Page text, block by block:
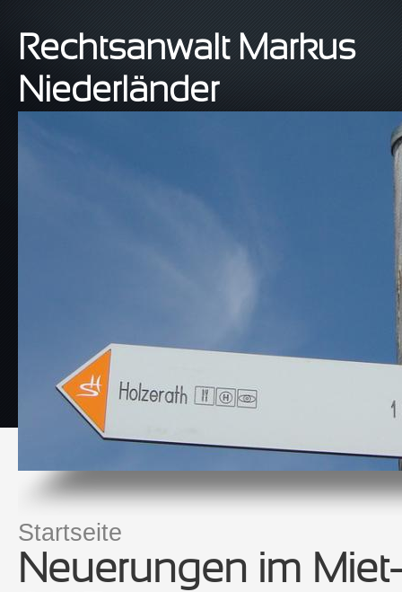
Rechtsanwalt Markus
Niederländer
Sie sind hier
Startseite
Neuerungen im